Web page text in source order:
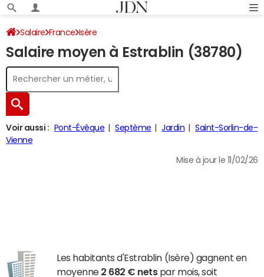
Salaire France Isère
Salaire moyen à Estrablin (38780)
Voir aussi : Pont-Évêque Septème Jardin
Saint-Sorlin-de-
Vienne
Mise à jour le 11/02/26
Les habitants d'Estrablin (Isère) gagnent en
moyenne 2 682 € netspar mois, soit